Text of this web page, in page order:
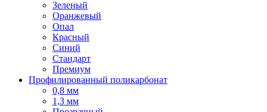
Зеленый
Оранжевый
Опал
Красный
Синий
Стандарт
Премиум
Профилированный поликарбонат
0,8 мм
1,3 мм